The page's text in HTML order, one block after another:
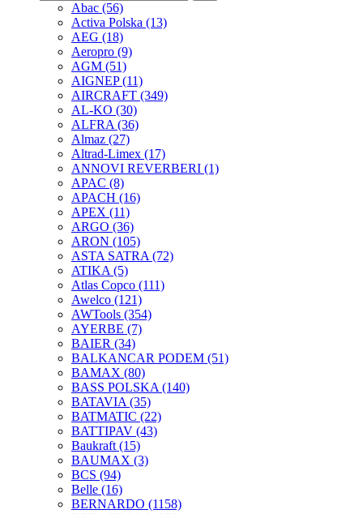
Abac (56)
Activa Polska (13)
AEG (18)
Aeropro (9)
AGM (51)
AIGNEP(11)
AIRCRAFT (349)
AL-KO (30)
ALFRA (36)
Almaz (27)
Altrad-Limex (17)
ANNOVI REVERBERI (1)
APAC (8)
APACH (16)
APEX (11)
ARGO (36)
ARON (105)
ASTA SATRA (72)
ATIKA (5)
Atlas Copco (111)
Awelco (121)
AWTools (354)
AYERBE (7)
BAIER (34)
BALKANCAR PODEM (51)
BAMAX (80)
BASS POLSKA (140)
BATAVIA (35)
BATMATIC (22)
BATTIPAV (43)
Baukraft (15)
BAUMAX (3)
BCS (94)
Belle (16)
BERNARDO (1158)